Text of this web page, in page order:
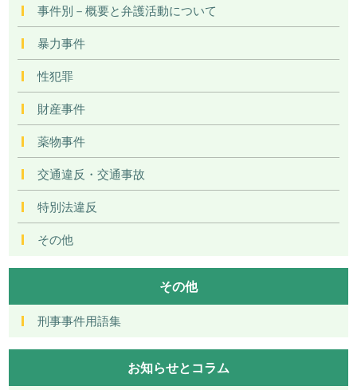
事件別－概要と弁護活動について
暴力事件
性犯罪
財産事件
薬物事件
交通違反・交通事故
特別法違反
その他
その他
刑事事件用語集
お知らせとコラム